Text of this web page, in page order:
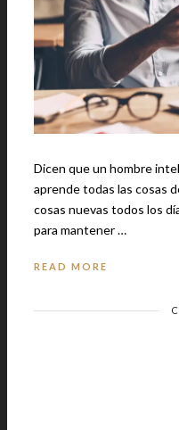
Dicen que un hombre
aprende todas las cosas
cosas nuevas todos los días. Sus hábitos diarios son
para mantener …
READ MORE